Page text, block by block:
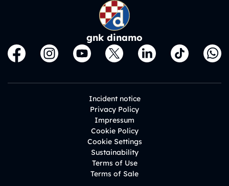
gnk dinamo
Incident notice
Privacy Policy
Impressum
Cookie Policy
Cookie Settings
Sustainability
Terms of Use
Terms of Sale